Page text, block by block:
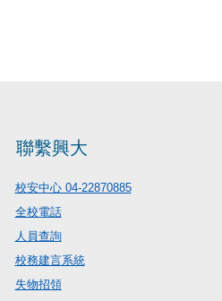
聯繫興大
校安中心 04-22870885
全校電話
人員查詢
校務建言系統
失物招領